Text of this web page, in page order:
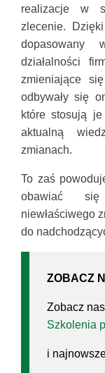
realizacje w
zlecenie.
działalności
zmieniające
odbywały się
które stosują
aktualną
zmianach.
To zaś
obawiać
niewłaściwego
do
ZOBACZ
Zobacz
Szkolenia
i